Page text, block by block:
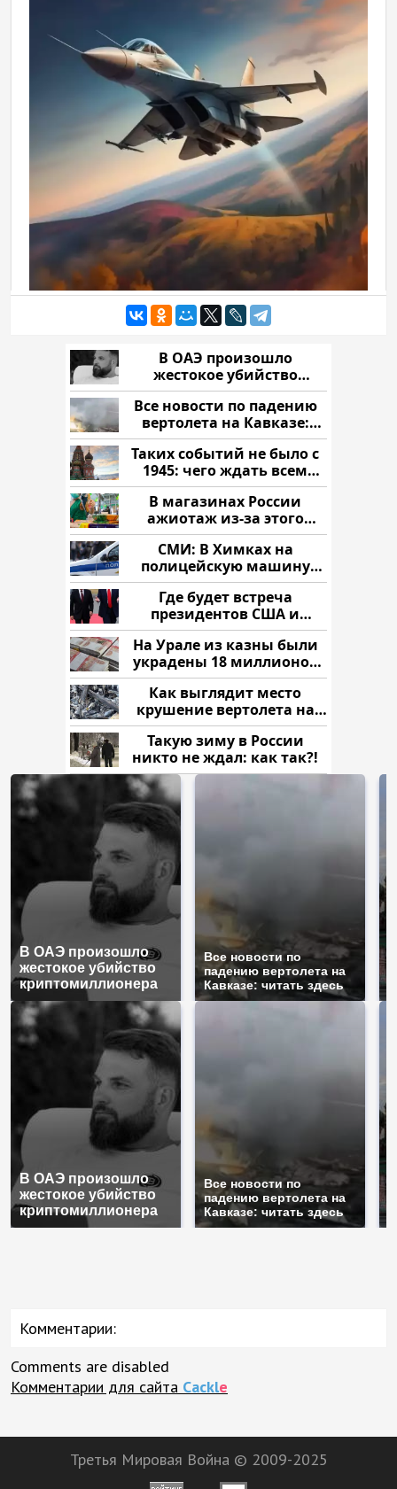
В ОАЭ произошло
жестокое убийство
криптомиллионера
Все новости по падению
вертолета на Кавказе:
читать здесь
Таких событий не было с
1945: чего ждать всем
нам?
В магазинах России
ажиотаж из-за этого
продукта: что купить?
СМИ: В Химках на
полицейскую машину
напали и подожгли.
Где будет встреча
президентов США и
России: Европа?
На Урале из казны были
украдены 18 миллионов
рублей
Как выглядит место
крушение вертолета на
Кавказе: смотреть
Такую зиму в России
никто не ждал: как так?!
В ОАЭ произошло
жестокое убийство
криптомиллионера
Все новости по
падению вертолета на
Кавказе: читать здесь
В ОАЭ произошло
жестокое убийство
криптомиллионера
Все новости по
падению вертолета на
Кавказе: читать здесь
Комментарии:
Comments are disabled
Комментарии для сайта Cackle
Третья Мировая Война © 2009-2025